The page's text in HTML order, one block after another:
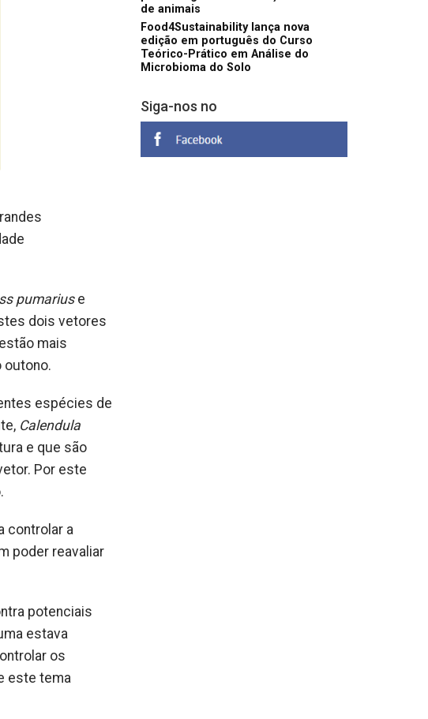
pumariuse
dois vetores
mais
outono.
espécies de
Calendula
e que são
Por este
controlar a
poder reavaliar
potenciais
estava
os
este tema
de animais
Food4Sustainability lança nova
edição em português do Curso
Teórico-Prático em Análise do
Microbioma do Solo
Siga-nos no